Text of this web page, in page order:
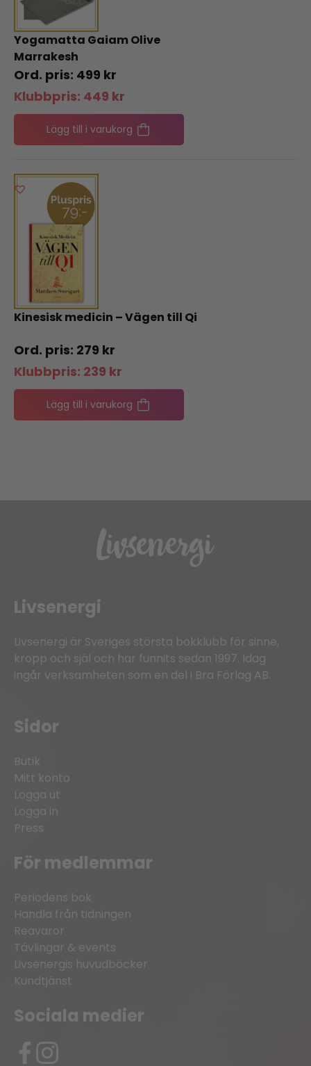
Yogamatta Gaiam Olive
Marrakesh
499 kr
Klubbpris: 449 kr
Lägg till i varukorg
Kinesisk medicin – Vägen till Qi
279 kr
Klubbpris: 239 kr
Lägg till i varukorg
Livsenergi
Livsenergi är Sveriges största bokklubb för sinne,
kropp och själ och har funnits sedan 1997. Idag
ingår verksamheten som en del i Bra Förlag AB.
Sidor
Butik
Mitt konto
Logga ut
Logga in
Press
För medlemmar
Periodens bok
Handla från tidningen
Reavaror
Tävlingar & events
Livsenergis huvudböcker
Kundtjänst
Sociala medier